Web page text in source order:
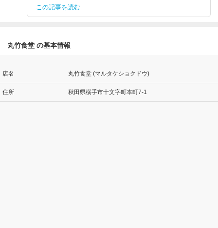
この記事を読む
丸竹食堂 の基本情報
店名 丸竹食堂 (マルタケショクドウ)
住所 秋田県横手市十文字町本町7-1